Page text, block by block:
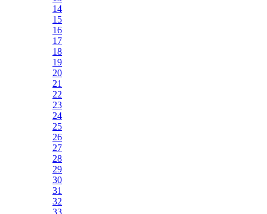
14
15
16
17
18
19
20
21
22
23
24
25
26
27
28
29
30
31
32
33